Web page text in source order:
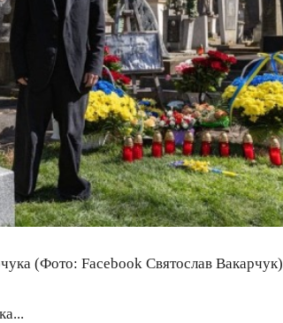
(Фото: Facebook Святослав Вакарчук)